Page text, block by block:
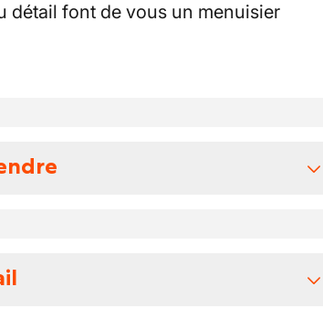
détail font de vous un menuisier
salaire se situe entre 18.191 et